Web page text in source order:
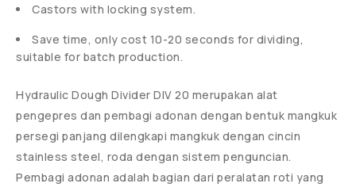
Castors with locking system.
Save time, only cost 10-20 seconds for dividing,
suitable for batch production.
Hydraulic Dough Divider DIV 20 merupakan alat
pengepres dan pembagi adonan dengan bentuk mangkuk
persegi panjang dilengkapi mangkuk dengan cincin
stainless steel, roda dengan sistem penguncian.
Pembagi adonan adalah bagian dari peralatan roti yang